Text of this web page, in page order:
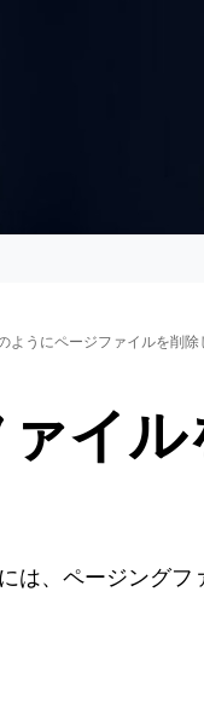
ようにページファイルを削除
イル
は、ページング